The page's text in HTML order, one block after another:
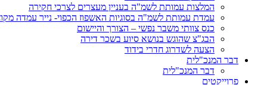
המלצות עמותת לשמ"ה בעניין מעצרים לצרכי חקירה
עמדת עמותת לשמ"ה בסוגיות האשפוז הכפוי- נייר עמדה
כנס צוותי משבר נפשי – הצורך והיישום
הבג"צ שהוגש בנושא סיוע בשכר דירה
הצעה לשדרוג חדרי בידוד
דבר המנכ"לית
דבר המנכ"לית
פרוייקטים